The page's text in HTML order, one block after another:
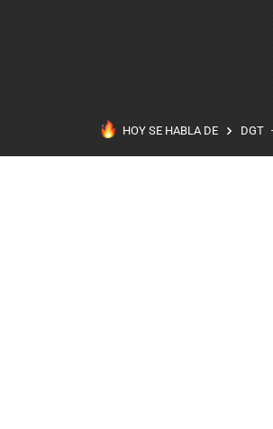
HOY SE HABLA DE DGT